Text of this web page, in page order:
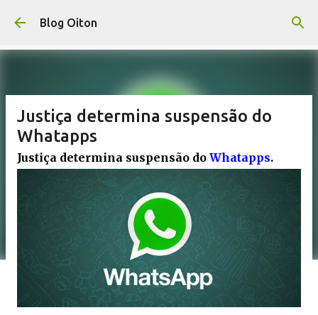
Pular para o conteúdo principal
Blog Oiton
Justiça determina suspensão do
Whatapps
Justiça determina suspensão do Whatapps.